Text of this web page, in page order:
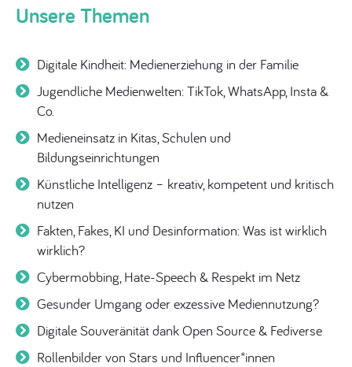
Unsere Themen
Digitale Kindheit: Medienerziehung in der Familie
Jugendliche Medienwelten: TikTok, WhatsApp, Insta &
Co.
Medieneinsatz in Kitas, Schulen und
Bildungseinrichtungen
Künstliche Intelligenz – kreativ, kompetent und kritisch
nutzen
Fakten, Fakes, KI und Desinformation: Was ist wirklich
wirklich?
Cybermobbing, Hate-Speech & Respekt im Netz
Gesunder Umgang oder exzessive Mediennutzung?
Digitale Souveränität dank Open Source & Fediverse
Rollenbilder von Stars und Influencer*innen